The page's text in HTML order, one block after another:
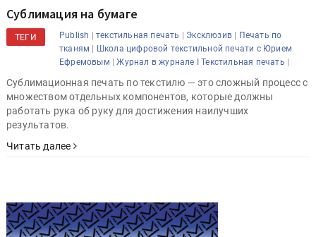
Сублимация на бумаге
ТЕГИ Publish |текстильная печать | Эксклюзив | Печать по
тканям | Школа цифровой текстильной печати с Юрием
Ефремовым |Журнал в журнале I Текстильная печать |
Сублимационная печать по текстилю — это сложный процесс с
множеством отдельных компонентов, которые должны
работать рука об руку для достижения наилучших
результатов.
Читать далее